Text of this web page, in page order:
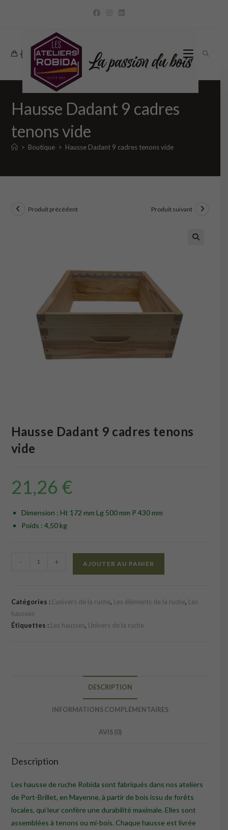
Hausse Dadant 9 cadres
tenons vide
> Boutique > Hausse Dadant 9 cadres tenons vide
Produit précédent Produit suivant
Hausse Dadant 9 cadres tenons
vide
21,26 €
Dimension : Ht 172 mm Lg 500 mm P 430 mm
Poids : 4,50 kg
quantité
9
cadres
- + AJOUTER AU PANIER
Catégories : L'univers de la ruche, Les éléments de la ruche, Les
hausses
Étiquettes : Les hausses, Univers de la ruche
DESCRIPTION
INFORMATIONS COMPLÉMENTAIRES
AVIS (0)
Description
Les hausse de ruche Robida sont fabriqués dans nos ateliers
de Port-Brillet, en Mayenne, à partir de bois issu de forêts
locales, qui leur confère une durabilité maximale. Elles sont
assemblées à tenons ou mi-bois. Chaque hausse est livrée